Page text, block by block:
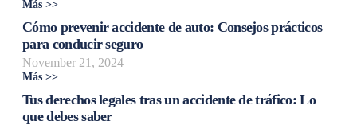
Más >>
Cómo prevenir accidente de auto: Consejos prácticos
para conducir seguro
November 21, 2024
Más >>
Tus derechos legales tras un accidente de tráfico: Lo
que debes saber